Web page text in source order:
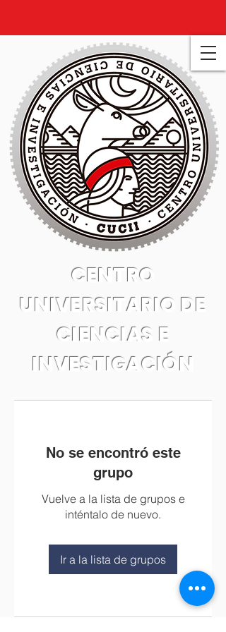
CENTRO
UNIVERSITARIO DE
CIENCIAS E
INVESTIGACIÓN
No se encontró este
grupo
Vuelve a la lista de grupos e
inténtalo de nuevo.
Ir a la lista de grupos